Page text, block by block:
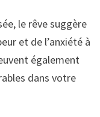
le rêve suggère
et de l’anxiété à
également
dans votre